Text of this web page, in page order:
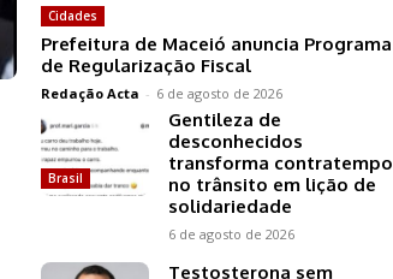
Cidades
Prefeitura de Maceió anuncia Programa
de Regularização Fiscal
Redação Acta - 6 de agosto de 2026
Brasil
Gentileza de
desconhecidos
transforma contratempo
no trânsito em lição de
solidariedade
6 de agosto de 2026
Testosterona sem